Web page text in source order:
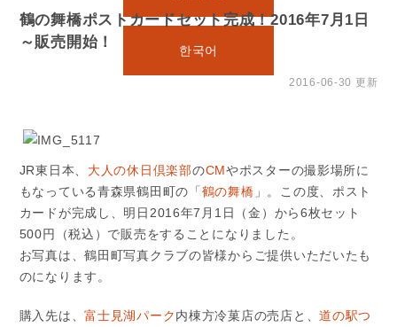
한국어
鶴の舞橋ポストカードセット完成！2016年7月1日
～販売開始！
2016-06-30 更新
JR東日本、 大人の休日倶楽部のCMやポスターの撮影場所に
もなっている青森県鶴田町の「 鶴の舞橋 」。この度、ポスト
カードが完成し、明日2016年7月1日（金）から6枚セット
500円（税込）で販売をすることになりました。
お写真は、鶴田町写真クラブの皆様からご提供いただいたも
のになります。
購入先は、富士見湖パーク内棟方冷菓店の売店と、道の駅つ